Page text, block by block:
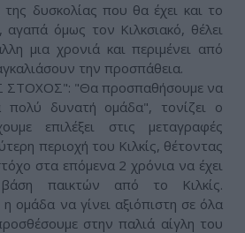
της δυσκολίας που θα έχει και το
όμως τον Κιλκσιακό, θέλει
μια χρονιά και περιμένει από
την προσπάθεια.
"Θα προσπαθήσουμε να
πολύ δυνατή ομάδα", τονίζει ο
επιλέξει στις μεταγραφές
περιοχή του Κιλκίς, θέτοντας
στα επόμενα 2 χρόνια να έχει
βάση παικτών από το Κιλκίς.
ομάδα να γίνει αξιόπιστη σε όλα
στην παλιά αίγλη του